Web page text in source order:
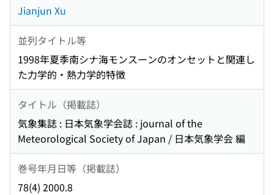
Jianjun Xu
並列タイトル等
1998年夏季南シナ海モンスーンのオンセットと関連し
た力学的・熱力学的特徴
タイトル（掲載誌）
気象集誌 : 日本気象学会誌 : journal of the
Meteorological Society of Japan / 日本気象学会 編
巻号年月日等（掲載誌）
78(4) 2000.8